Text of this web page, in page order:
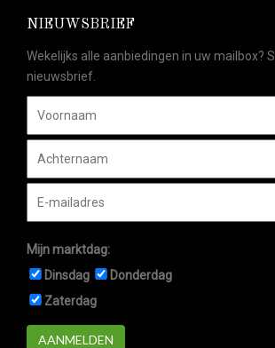
NIEUWSBRIEF
Wekelijks alle aanbiedingen in uw mailbox?
nieuwsbrief.
Mijn marktdag:
Dinsdag
Donderdag
Zaterdag
AANMELDEN